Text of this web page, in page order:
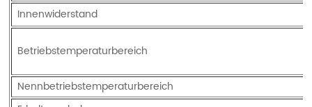
Innenwiderstand
Betriebstemperaturbereich
Nennbetriebstemperaturbereich